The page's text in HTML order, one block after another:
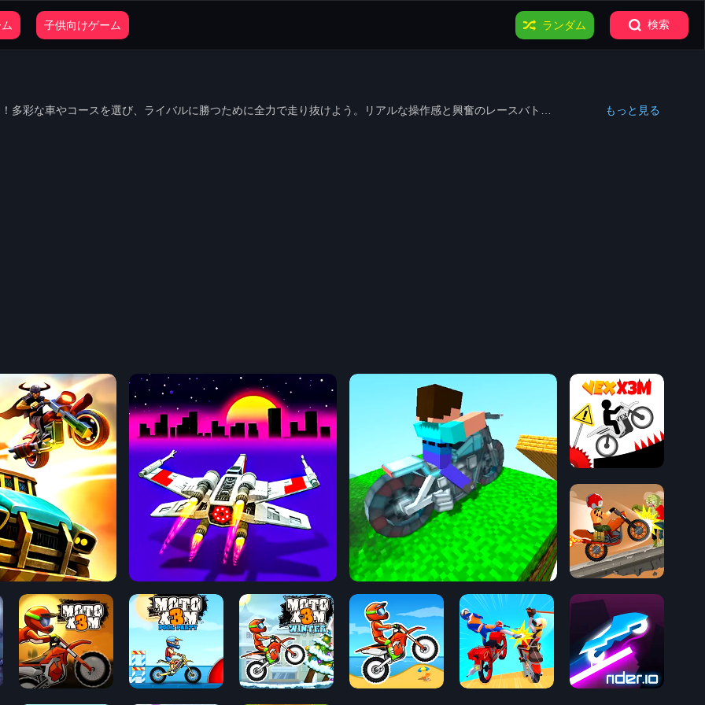
子供向けゲーム ランダム 検索
彩な車やコースを選び、ライバルに勝つために全力で走り抜けよう。リアルな操作感と興奮のレースバトル もっと見る